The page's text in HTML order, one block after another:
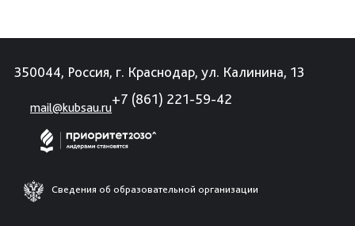
350044, Россия, г. Краснодар, ул. Калинина, 13
mail@kubsau.ru
+7 (861) 221-59-42
Сведения об образовательной организации